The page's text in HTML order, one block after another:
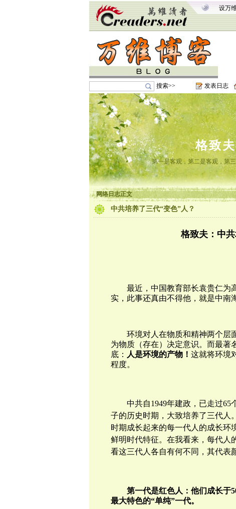
设万
搜索>> 发表日志
格致
第一是客观，第二是客观，第
网络日志正文
中共培养了三代“变色”人？
格致夫： 中
最近，中国教育部长袁贵仁为
实，此事还真由不得他，就是中南
环境对人在物质和精神两个层
为物质（存在）决定意识。而最著
底： 人是环境的产物！ 这就将环境
程度。
中共自1949年建政，已走过65
子的历史时期，大致培养了三代人
时期成长起来的每一代人的成长环
鲜明时代特征。在我看来，每代人
看这三代人各自有何不同，其代表
第一代是红色人：他们成长于
最大特色的“单纯”一代。